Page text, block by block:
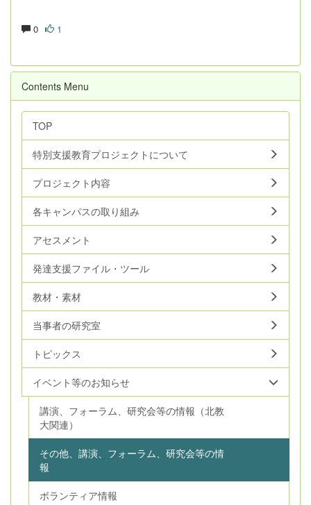
0 1
Contents Menu
TOP
特別支援教育プロジェクトについて
プロジェクト内容
各キャンパスの取り組み
アセスメント
発達支援ファイル・ツール
教材・素材
当事者の研究室
トピックス
イベント等のお知らせ
講演、フォーラム、研究会等の情報（北教
大関連）
その他、講演、フォーラム、研究会等の情
報
ボランティア情報